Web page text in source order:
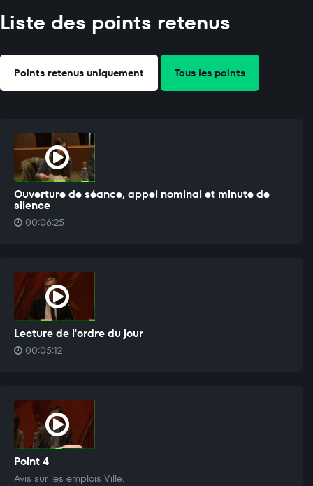
Liste des points retenus
Points retenus uniquement Tous les points
Ouverture de séance, appel nominal et minute de
silence
00:06:25
Lecture de l'ordre du jour
00:05:12
Point 4
Avis sur les emplois Ville.